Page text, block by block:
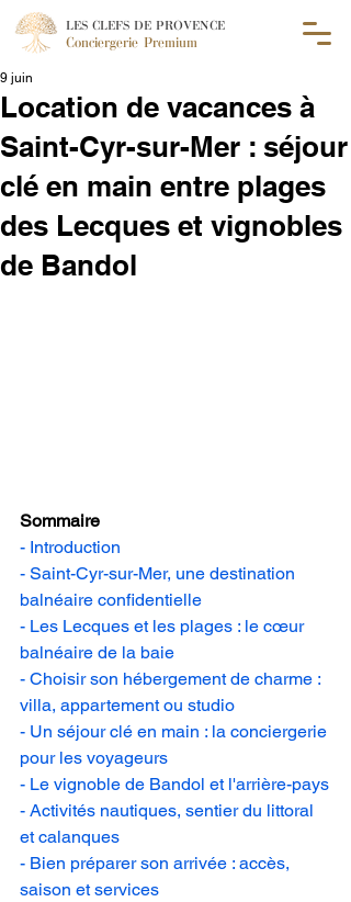
LES CLEFS DE PROVENCE
Conciergerie Premium
Location de vacances à
Saint-Cyr-sur-Mer : séjour
clé en main entre plages
des Lecques et vignobles
de Bandol
9 juin
Sommaire
- Introduction
- Saint-Cyr-sur-Mer, une destination
balnéaire confidentielle
- Les Lecques et les plages : le cœur
balnéaire de la baie
- Choisir son hébergement de charme :
villa, appartement ou studio
- Un séjour clé en main : la conciergerie
pour les voyageurs
- Le vignoble de Bandol et l'arrière-pays
- Activités nautiques, sentier du littoral
et calanques
- Bien préparer son arrivée : accès,
saison et services